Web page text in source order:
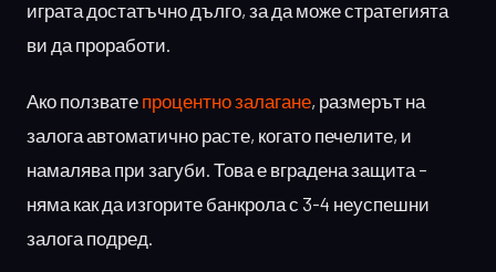
играта достатъчно дълго, за да може стратегията
ви да проработи.
Ако ползвате процентно залагане, размерът на
залога автоматично расте, когато печелите, и
намалява при загуби. Това е вградена защита –
няма как да изгорите банкрола с 3-4 неуспешни
залога подред.